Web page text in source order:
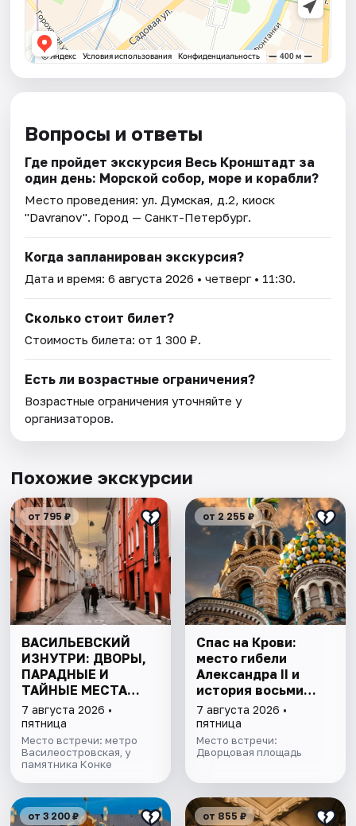
Вопросы и ответы
Где пройдет экскурсия Весь Кронштадт за
один день: Морской собор, море и корабли?
Место проведения:ул. Думская, д.2, киоск
"Davranov". Город — Санкт-Петербург.
Когда запланирован экскурсия?
Дата и время:6 августа 2026 • четверг • 11:30.
Сколько стоит билет?
Стоимость билета: от 1 300 ₽.
Есть ли возрастные ограничения?
Возрастные ограничения уточняйте у
организаторов.
Похожие экскурсии
от 795 ₽
ВАСИЛЬЕВСКИЙ
ИЗНУТРИ: ДВОРЫ,
ПАРАДНЫЕ И
ТАЙНЫЕ МЕСТА
ОСТРОВА
7 августа 2026 •
пятница
Место встречи: метро
Василеостровская, у
памятника Конке
от 2 255 ₽
Спас на Крови:
место гибели
Александра II и
история восьми
покушений
7 августа 2026 •
пятница
Место встречи:
Дворцовая площадь
от 3 200 ₽ от 855 ₽